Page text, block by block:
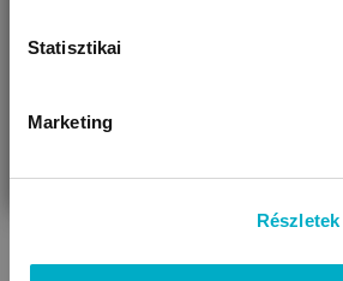
Statisztikai
Marketing
VÁRANDÓS